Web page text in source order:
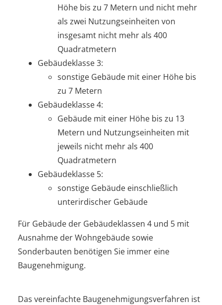
Höhe bis zu 7 Metern und nicht mehr
als zwei Nutzungseinheiten von
insgesamt nicht mehr als 400
Quadratmetern
Gebäudeklasse 3:
sonstige Gebäude mit einer Höhe bis
zu 7 Metern
Gebäudeklasse 4:
Gebäude mit einer Höhe bis zu 13
Metern und Nutzungseinheiten mit
jeweils nicht mehr als 400
Quadratmetern
Gebäudeklasse 5:
sonstige Gebäude einschließlich
unterirdischer Gebäude
Für Gebäude der Gebäudeklassen 4 und 5 mit
Ausnahme der Wohngebäude sowie
Sonderbauten benötigen Sie immer eine
Baugenehmigung.
Das vereinfachte Baugenehmigungsverfahren ist